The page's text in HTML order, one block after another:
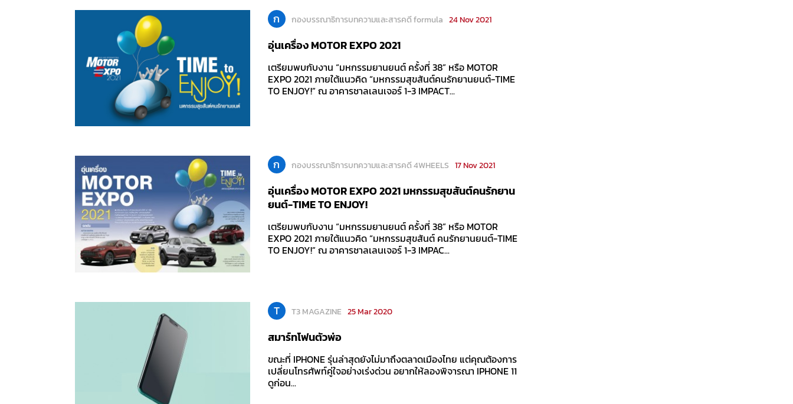
ก กองบรรณาธิการบทความและสารคดี formula 24 Nov 2021
อุ่นเครื่อง MOTOR EXPO 2021
เตรียมพบกับงาน “มหกรรมยานยนต์ ครั้งที่ 38” หรือ MOTOR
EXPO 2021 ภายใต้แนวคิด “มหกรรมสุขสันต์คนรักยานยนต์-TIME
TO ENJOY!” ณ อาคารชาลเลนเจอร์ 1-3 IMPACT...
ก กองบรรณาธิการบทความและสารคดี 4WHEELS 17 Nov 2021
อุ่นเครื่อง MOTOR EXPO 2021 มหกรรมสุขสันต์คนรักยาน
ยนต์-TIME TO ENJOY!
เตรียมพบกับงาน “มหกรรมยานยนต์ ครั้งที่ 38” หรือ MOTOR
EXPO 2021 ภายใต้แนวคิด “มหกรรมสุขสันต์ คนรักยานยนต์-TIME
TO ENJOY!” ณ อาคารชาลเลนเจอร์ 1-3 IMPAC...
T T3 MAGAZINE 25 Mar 2020
สมาร์ทโฟนตัวพ่อ
ขณะที่ IPHONE รุ่นล่าสุดยังไม่มาถึงตลาดเมืองไทย แต่คุณต้องการ
เปลี่ยนโทรศัพท์คู่ใจอย่างเร่งด่วน อยากให้ลองพิจารณา IPHONE 11
ดูก่อน...